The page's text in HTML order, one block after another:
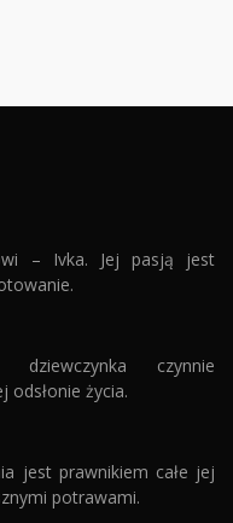
– Ivka. Jej pasją jest
czynnie
odsłonie życia.
jest prawnikiem całe jej
potrawami.